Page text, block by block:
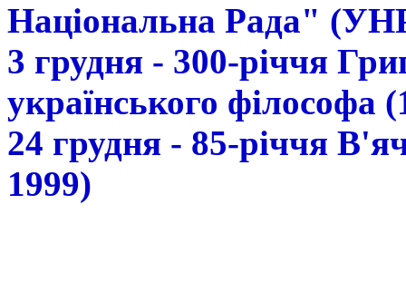
Національна Рада"
3 грудня - 300-річчя
українського філософа
24 грудня - 85-річчя
1999)